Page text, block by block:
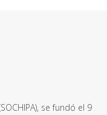
se fundó el 9